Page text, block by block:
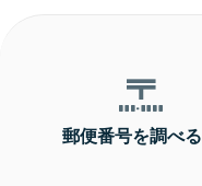
郵便番号を調べる